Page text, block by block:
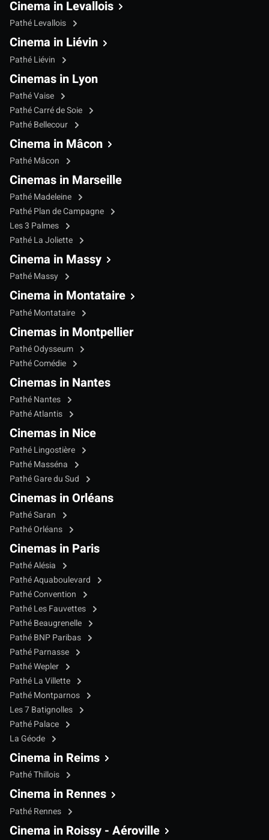
Cinema in Levallois
Pathé Levallois
Cinema in Liévin
Pathé Liévin
Cinemas in Lyon
Pathé Vaise
Pathé Carré de Soie
Pathé Bellecour
Cinema in Mâcon
Pathé Mâcon
Cinemas in Marseille
Pathé Madeleine
Pathé Plan de Campagne
Les 3 Palmes
Pathé La Joliette
Cinema in Massy
Pathé Massy
Cinema in Montataire
Pathé Montataire
Cinemas in Montpellier
Pathé Odysseum
Pathé Comédie
Cinemas in Nantes
Pathé Nantes
Pathé Atlantis
Cinemas in Nice
Pathé Lingostière
Pathé Masséna
Pathé Gare du Sud
Cinemas in Orléans
Pathé Saran
Pathé Orléans
Cinemas in Paris
Pathé Alésia
Pathé Aquaboulevard
Pathé Convention
Pathé Les Fauvettes
Pathé Beaugrenelle
Pathé BNP Paribas
Pathé Parnasse
Pathé Wepler
Pathé La Villette
Pathé Montparnos
Les 7 Batignolles
Pathé Palace
La Géode
Cinema in Reims
Pathé Thillois
Cinema in Rennes
Pathé Rennes
Cinema in Roissy - Aéroville